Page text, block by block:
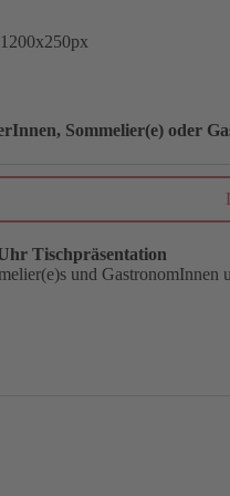
Sommelier(e) oder
Tischpräsentation
und GastronomInnen